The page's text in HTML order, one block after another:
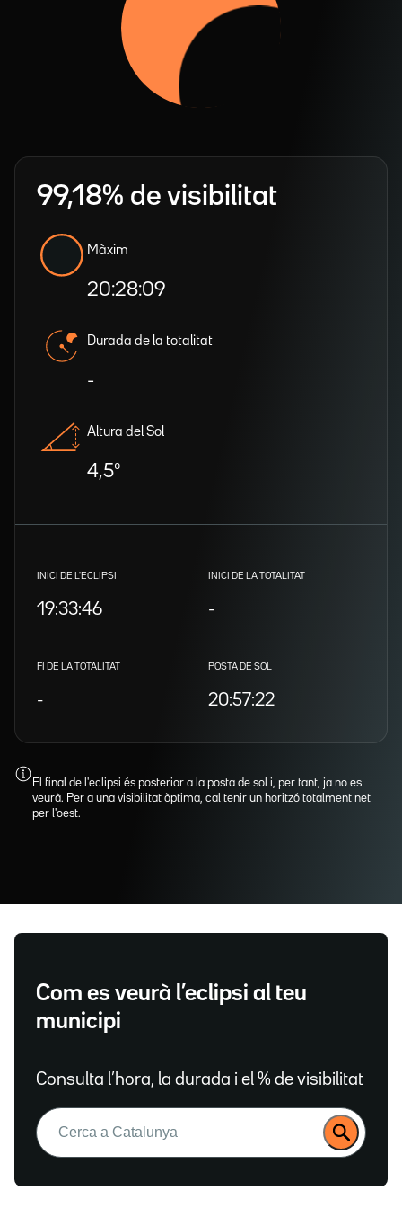
99,18% de visibilitat
Màxim
20:28:09
Durada de la totalitat
-
Altura del Sol
4,5º
INICI DE L'ECLIPSI
19:33:46
INICI DE LA TOTALITAT
-
FI DE LA TOTALITAT
-
POSTA DE SOL
20:57:22
El final de l'eclipsi és posterior a la posta de sol i, per tant, ja no es
veurà. Per a una visibilitat òptima, cal tenir un horitzó totalment net
per l'oest.
Com es veurà l’eclipsi al teu
municipi
Consulta l’hora, la durada i el % de visibilitat
Buscar: